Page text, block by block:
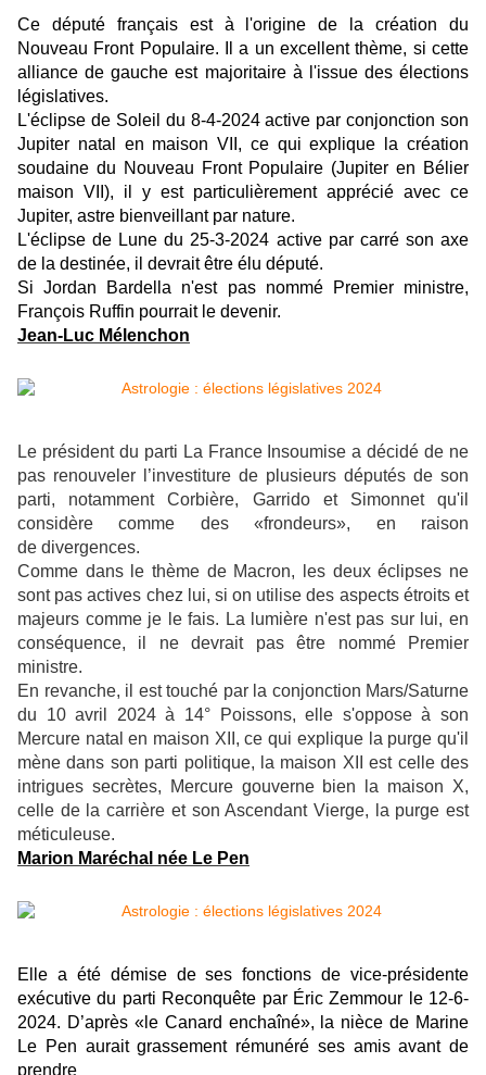
Ce député français est à l'origine de la création du
Nouveau Front Populaire. Il a un excellent thème, si cette
alliance de gauche est majoritaire à l'issue des élections
législatives.
L'éclipse de Soleil du 8-4-2024 active par conjonction son
Jupiter natal en maison VII, ce qui explique la création
soudaine du Nouveau Front Populaire (Jupiter en Bélier
maison VII), il y est particulièrement apprécié avec ce
Jupiter, astre bienveillant par nature.
L'éclipse de Lune du 25-3-2024 active par carré son axe
de la destinée, il devrait être élu député.
Si Jordan Bardella n'est pas nommé Premier ministre,
François Ruffin pourrait le devenir.
Jean-Luc Mélenchon
Le président du parti La France Insoumise a décidé de ne
pas renouveler l’investiture de plusieurs députés de son
parti, notamment Corbière, Garrido et Simonnet qu'il
considère comme des «frondeurs», en raison
de divergences.
Comme dans le thème de Macron, les deux éclipses ne
sont pas actives chez lui, si on utilise des aspects étroits et
majeurs comme je le fais. La lumière n'est pas sur lui, en
conséquence, il ne devrait pas être nommé Premier
ministre.
En revanche, il est touché par la conjonction Mars/Saturne
du 10 avril 2024 à 14° Poissons, elle s'oppose à son
Mercure natal en maison XII, ce qui explique la purge qu'il
mène dans son parti politique, la maison XII est celle des
intrigues secrètes, Mercure gouverne bien la maison X,
celle de la carrière et son Ascendant Vierge, la purge est
méticuleuse.
Marion Maréchal née Le Pen
Elle a été démise de ses fonctions de vice-présidente
exécutive du parti Reconquête par Éric Zemmour le 12-6-
2024. D’après «le Canard enchaîné», la nièce de Marine
Le Pen aurait grassement rémunéré ses amis avant de
prendre